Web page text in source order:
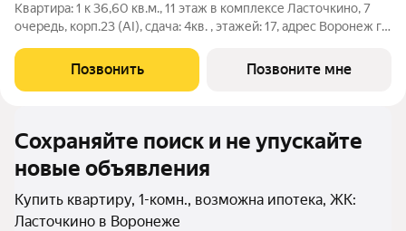
Квартира: 1 к 36,60 кв.м., 11 этаж в комплексе Ласточкино, 7
очередь, корп.23 (АI), сдача: 4кв. , этажей: 17, адрес Воронеж г.,
Позвонить Позвоните мне
Сохраняйте поиск и не упускайте
новые объявления
Купить квартиру, 1-комн., возможна ипотека, ЖК:
Ласточкино в Воронеже